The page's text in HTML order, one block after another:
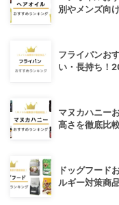
別やメンズ向け
フライパンお
い・長持ち！
マヌカハニー
高さを徹底比
ドッグフード
ルギー対策商